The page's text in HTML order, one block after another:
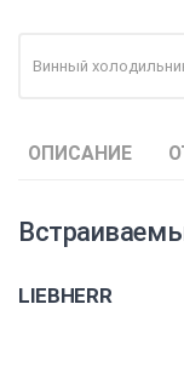
Винный
ОПИСАНИЕ
LIEBHERR